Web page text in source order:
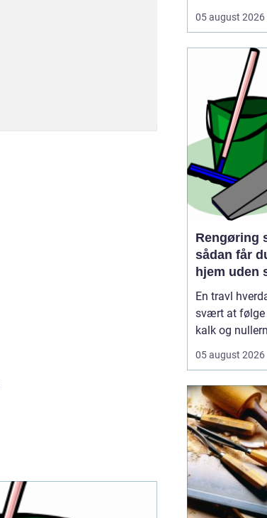
i dag et
for stress,
tidskrævende
planlægning.
opdager
05 august 2026
Rengøring
sådan får
hjem uden
En travl
svært at følge
kalk og
rengøring
det betyder
mindre ro.
rengøring
handler<...
05 august 2026